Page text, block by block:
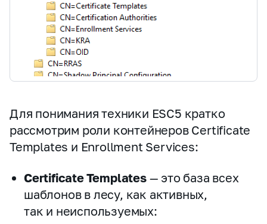
Для понимания техники ESC5 кратко
рассмотрим роли контейнеров Certificate
Templates и Enrollment Services:
Certificate Templates— это база всех
шаблонов в лесу, как активных,
так и неиспользуемых: